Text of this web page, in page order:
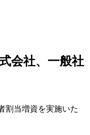
会社、一般社
割当増資を実施いた